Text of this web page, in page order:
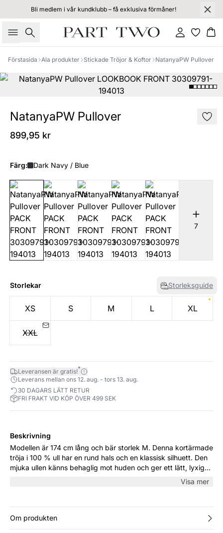
Bli medlem i vår kundklubb – få exklusiva förmåner!
Sök Logga in
Förstasida Ala produkter Stickade Tröjor & Koftor NatanyaPW Pullover
NatanyaPW Pullover
899,95 kr
Färg: Dark Navy / Blue
7
Storlekar Storleksguide
XS S M L XL
XXL
Leveransen är gratis!*
Leverans mellan ons 12. aug. - tors 13. aug.
30 DAGARS LÄTT RETUR
FRI FRAKT VID KÖP ÖVER 499 SEK
Beskrivning
Modellen är 174 cm lång och bär storlek M. Denna kortärmade
tröja i 100 % ull har en rund hals och en klassisk silhuett. Den
mjuka ullen känns behaglig mot huden och ger ett lätt, lyxigt
intryck. Bär den som den är eller under en kavaj eller kofta.
Visa mer
Om produkten